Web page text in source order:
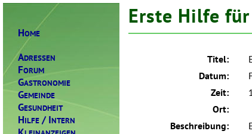
HOME
ADRESSEN
FORUM
GASTRONOMIE
GEMEINDE
GESUNDHEIT
HILFE / INTERN
Erste Hilfe
Titel:
Datum:
Zeit:
Ort:
Beschreibung: